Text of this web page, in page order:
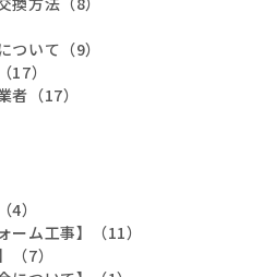
いて（9）
17）
者（17）
）
ム工事】（11）
（7）